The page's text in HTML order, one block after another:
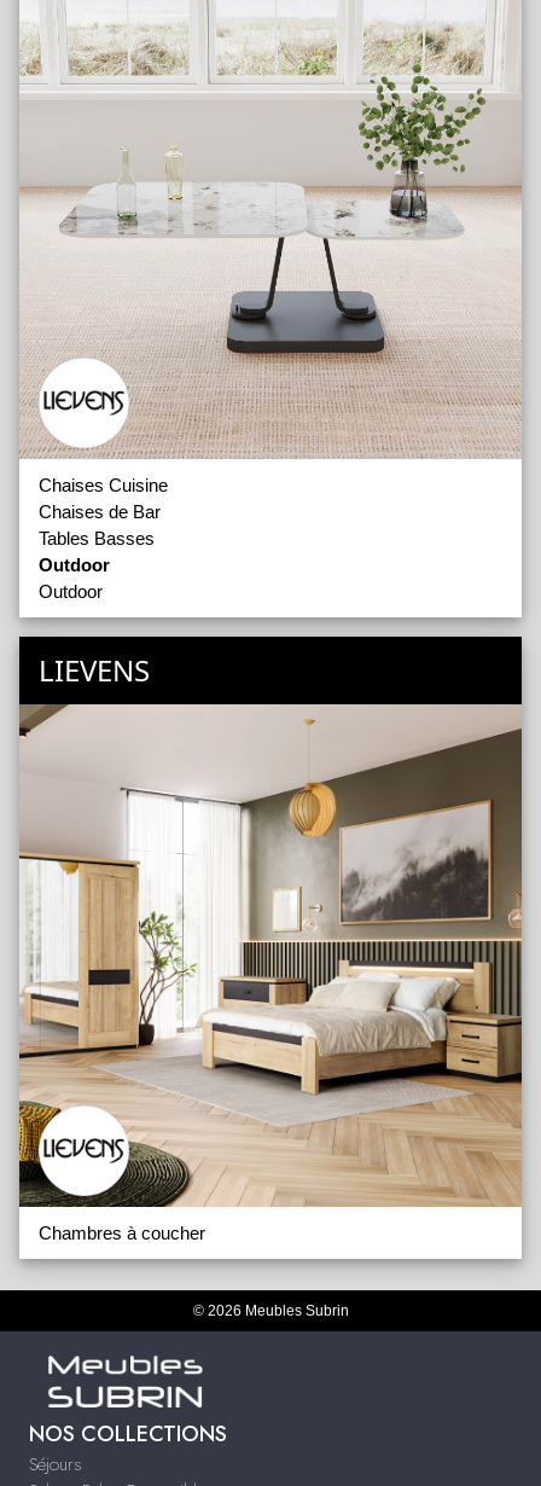
Chaises Cuisine
Chaises de Bar
Tables Basses
Outdoor
Outdoor
LIEVENS
Chambres à coucher
© 2026 Meubles Subrin
NOS COLLECTIONS
Séjours